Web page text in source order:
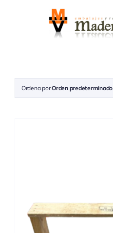
Ordena porOrden predeterminado